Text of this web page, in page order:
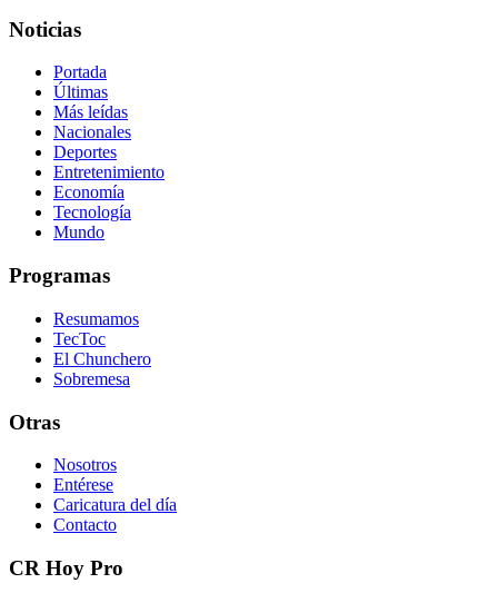
Noticias
Portada
Últimas
Más leídas
Nacionales
Deportes
Entretenimiento
Economía
Tecnología
Mundo
Programas
Resumamos
TecToc
El Chunchero
Sobremesa
Otras
Nosotros
Entérese
Caricatura del día
Contacto
CR Hoy Pro